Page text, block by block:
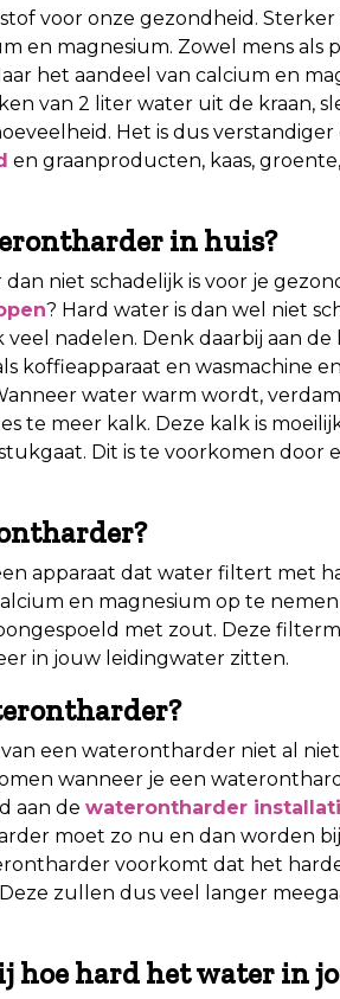
voor onze gezondheid.
en magnesium. Zowel mens als
het aandeel van calcium en
van 2 liter water uit de kraan,
Het is dus
en graanproducten, kaas,
in huis?
niet schadelijk is voor je
? Hard water is dan wel niet
nadelen. Denk daarbij aan de
koffieapparaat en wasmachine
water warm wordt,
te meer kalk. Deze kalk is
Dit is te voorkomen door
apparaat dat water filtert met
en magnesium op te
met zout. Deze
in jouw leidingwater zitten.
een waterontharder niet al
wanneer je een
aan de waterontharder
moet zo nu en dan worden
voorkomt dat het
zullen dus veel langer
hoe hard het water in